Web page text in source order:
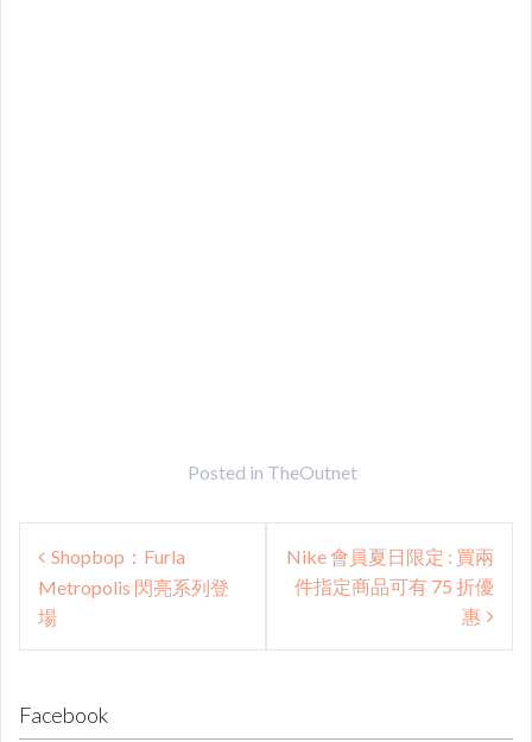
Posted in TheOutnet
Post
navigation
Shopbop：Furla
Metropolis 閃亮系列登
場
Nike 會員夏日限定 : 買兩
件指定商品可有 75 折優
惠
Facebook